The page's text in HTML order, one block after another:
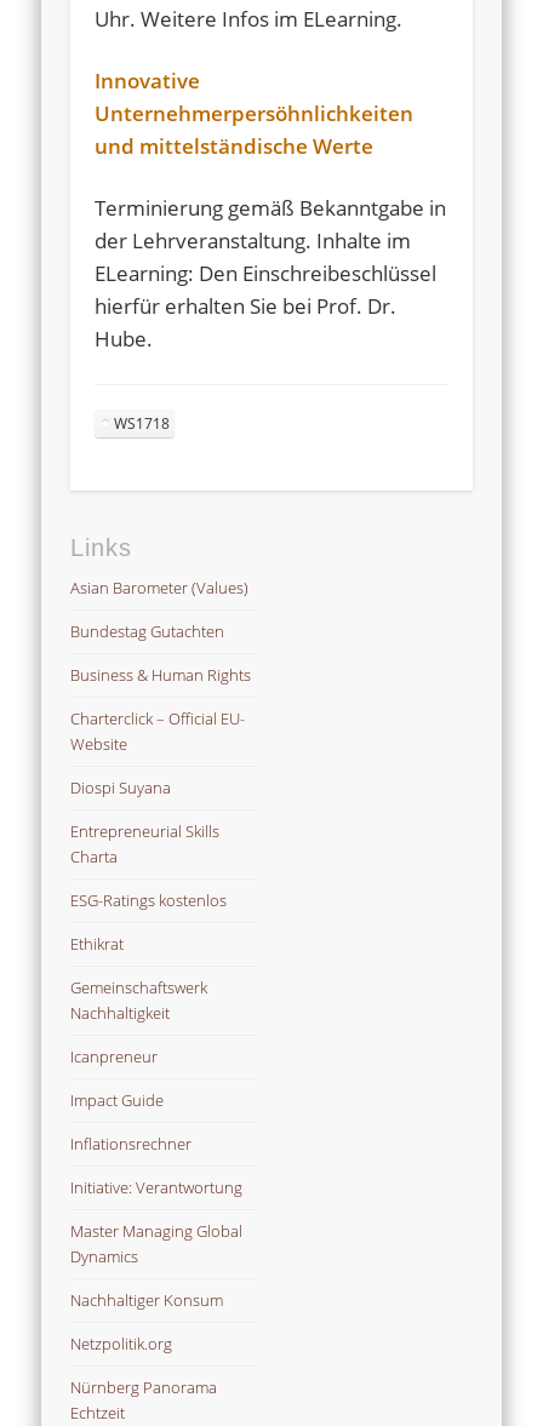
Uhr. Weitere Infos im ELearning.
Innovative
Unternehmerpersöhnlichkeiten
und mittelständische Werte
Terminierung gemäß Bekanntgabe in
der Lehrveranstaltung. Inhalte im
ELearning: Den Einschreibeschlüssel
hierfür erhalten Sie bei Prof. Dr.
Hube.
WS1718
Links
Asian Barometer (Values)
Bundestag Gutachten
Business & Human Rights
Charterclick – Official EU-
Website
Diospi Suyana
Entrepreneurial Skills
Charta
ESG-Ratings kostenlos
Ethikrat
Gemeinschaftswerk
Nachhaltigkeit
Icanpreneur
Impact Guide
Inflationsrechner
Initiative: Verantwortung
Master Managing Global
Dynamics
Nachhaltiger Konsum
Netzpolitik.org
Nürnberg Panorama
Echtzeit